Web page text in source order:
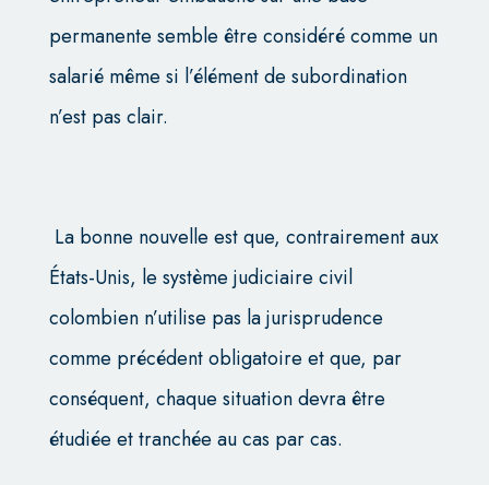
permanente semble être considéré comme un
salarié même si l’élément de subordination
n’est pas clair.
La bonne nouvelle est que, contrairement aux
États-Unis, le système judiciaire civil
colombien n’utilise pas la jurisprudence
comme précédent obligatoire et que, par
conséquent, chaque situation devra être
étudiée et tranchée au cas par cas.